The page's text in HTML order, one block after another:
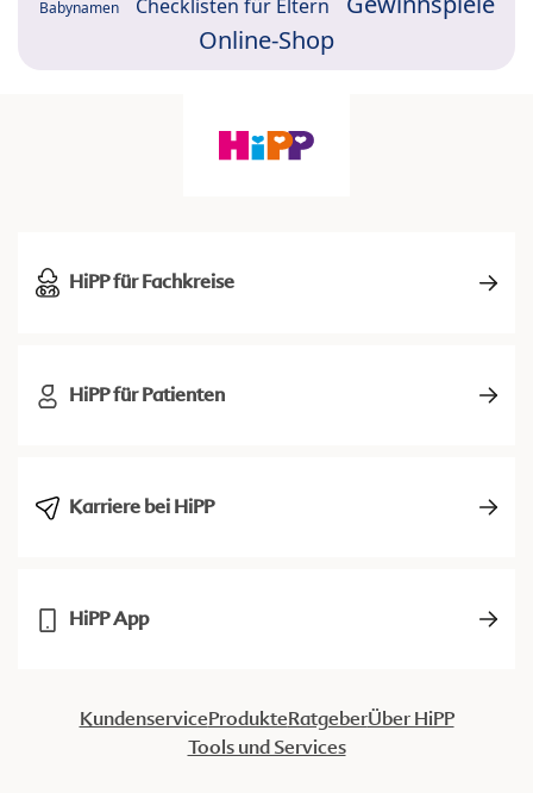
Babynamen Checklisten für Eltern
Online-Shop
HiPP für Fachkreise
HiPP für Patienten
Karriere bei HiPP
HiPP App
KundenserviceProdukteRatgeberÜber HiPP
Tools und Services